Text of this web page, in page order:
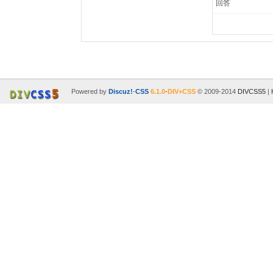
回答
Powered byDiscuz!-CSS 6.1.0-DIV+CSS © 2009-2014 DIVCSS5 |